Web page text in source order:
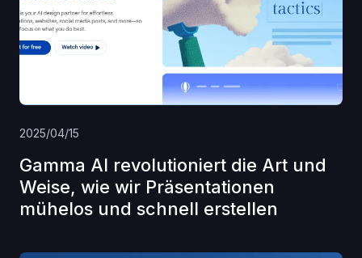
2025/04/15
Gamma AI revolutioniert die Art und
Weise, wie wir Präsentationen
mühelos und schnell erstellen